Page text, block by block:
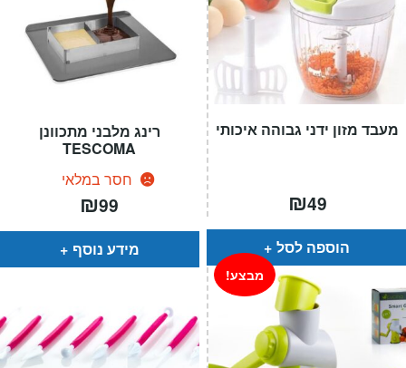
רינג מלבני מתכוונן
TESCOMA
חסר במלאי
₪99
מידע נוסף
מעבד מזון ידני גבוהה איכותי
₪49
הוספה לסל
מבצע!